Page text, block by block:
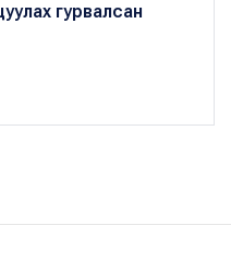
гурвалсан